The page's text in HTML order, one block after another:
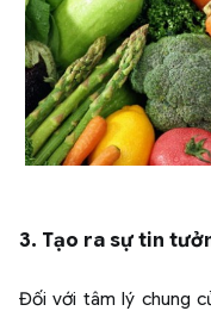
3. Tạo ra sự tin
Đối với tâm lý chung